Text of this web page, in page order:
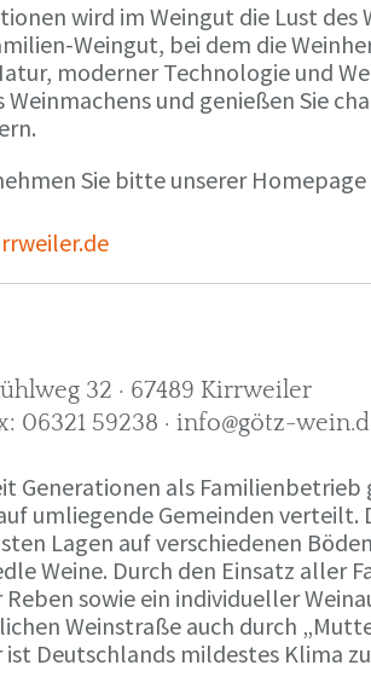
wird im Weingut die Lust des
Weingut, bei dem die
moderner Technologie und
und genießen Sie
Sie bitte unserer Homepage
32 · 67489 Kirrweiler
06321 59238 · info@götz-
Generationen als
umliegende Gemeinden verteilt.
Lagen auf verschiedenen
Weine. Durch den Einsatz aller
sowie ein individueller
Weinstraße auch durch
Deutschlands mildestes Klima